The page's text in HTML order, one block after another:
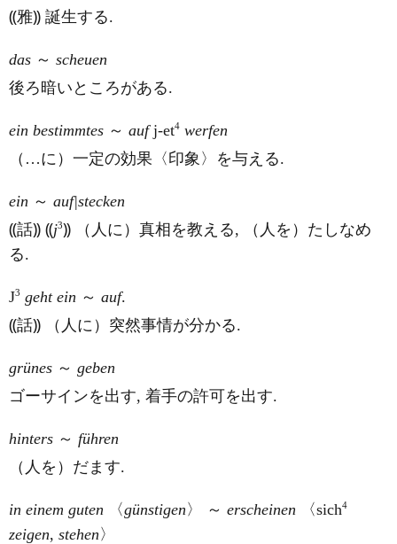
⸨雅⸩ 誕生する.
das ～ scheuen
後ろ暗いところがある.
ein bestimmtes ～ auf j-et4 werfen
（…に）一定の効果〈印象〉を与える.
ein ～ auf|stecken
⸨話⸩ ⸨j3⸩ （人に）真相を教える, （人を）たしなめ
る.
J3 geht ein ～ auf.
⸨話⸩ （人に）突然事情が分かる.
grünes ～ geben
ゴーサインを出す, 着手の許可を出す.
hinters ～ führen
（人を）だます.
in einem guten 〈günstigen〉 ～ erscheinen 〈sich4
zeigen, stehen〉